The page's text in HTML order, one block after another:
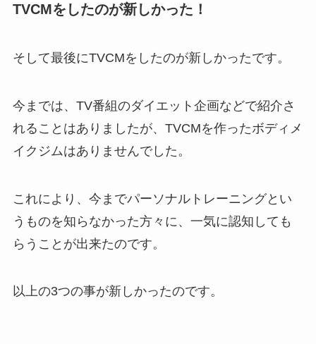
TVCMをしたのが新しかった！
そして最後にTVCMをしたのが新しかったです。
今までは、TV番組のダイエット企画などで紹介さ
れることはありましたが、TVCMを作ったボディメ
イクジムはありませんでした。
これにより、今までパーソナルトレーニングとい
うものを知らなかった方々に、一気に認知しても
らうことが出来たのです。
以上の3つの事が新しかったのです。